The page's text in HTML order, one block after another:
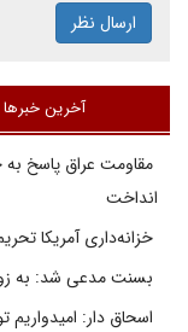
ارسال نظر
آخرین خبرها
مقاومت عراق پاسخ به
انداخت
خزانه‌داری آمریکا
بسنت مدعی شد: به
اسحاق دار: